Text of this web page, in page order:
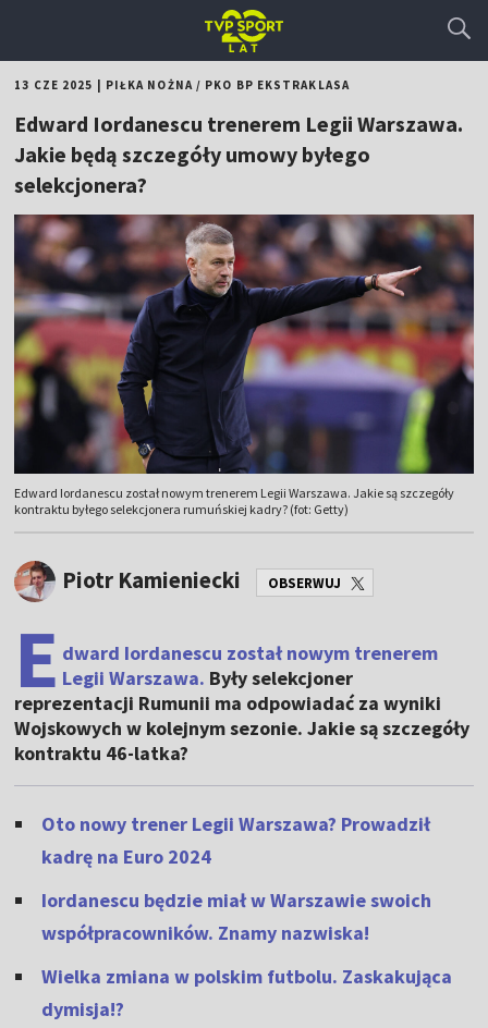
13 CZE 2025 PIŁKA NOŻNA/ PKO BP EKSTRAKLASA
Edward Iordanescu trenerem Legii Warszawa.
Jakie będą szczegóły umowy byłego
selekcjonera?
Edward Iordanescu został nowym trenerem Legii Warszawa. Jakie są szczegóły
kontraktu byłego selekcjonera rumuńskiej kadry? (fot: Getty)
Piotr Kamieniecki OBSERWUJ
E dward Iordanescu został nowym trenerem
Legii Warszawa. Były selekcjoner
reprezentacji Rumunii ma odpowiadać za wyniki
Wojskowych w kolejnym sezonie. Jakie są szczegóły
kontraktu 46-latka?
Oto nowy trener Legii Warszawa? Prowadził
kadrę na Euro 2024
Iordanescu będzie miał w Warszawie swoich
współpracowników. Znamy nazwiska!
Wielka zmiana w polskim futbolu. Zaskakująca
dymisja!?